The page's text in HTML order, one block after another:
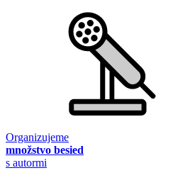
Organizujeme
množstvo besied
s autormi